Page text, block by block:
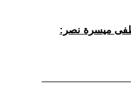
ميسرة نصر: